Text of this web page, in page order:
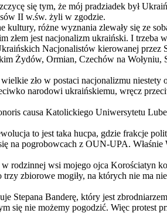
się tym, że mój pradziadek był
II w.św. żyli w zgodzie.
różne wyznania zlewały się ze
złem jest nacjonalizm ukraiński. I
Nacjonalistów kierowanej przez
Żydów, Ormian, Czechów na
zło w postaci nacjonalizmu
narodowi ukraińskiemu, wręcz
causa Katolickiego Uniwersytetu
to jest taka hucpa, gdzie frakcje
na pogrobowcach z OUN-UPA. Właśnie
wsi mojego ojca Korościatyn
zbiorowe mogiły, na których nie ma
Stepana Banderę, który jest
się nie możemy pogodzić. Więc protest